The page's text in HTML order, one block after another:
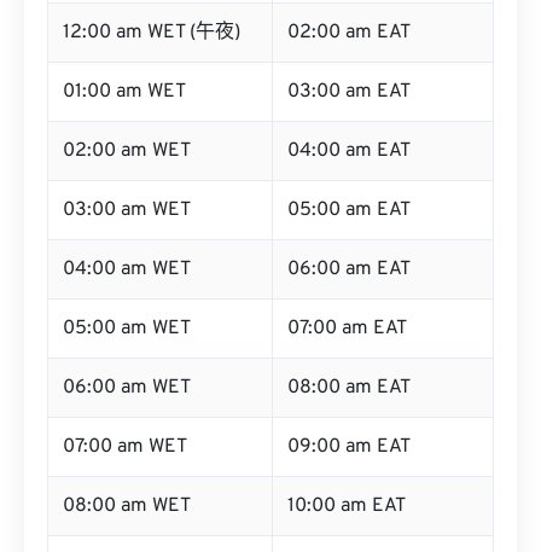
12:00 am WET (午夜) 02:00 am EAT
01:00 am WET 03:00 am EAT
02:00 am WET 04:00 am EAT
03:00 am WET 05:00 am EAT
04:00 am WET 06:00 am EAT
05:00 am WET 07:00 am EAT
06:00 am WET 08:00 am EAT
07:00 am WET 09:00 am EAT
08:00 am WET 10:00 am EAT